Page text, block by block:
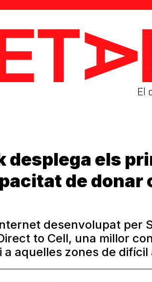
El
desplega els
de donar
desenvolupat per
to Cell, una millor
a aquelles zones de difícil